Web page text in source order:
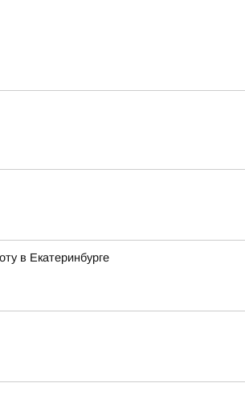
в Екатеринбурге